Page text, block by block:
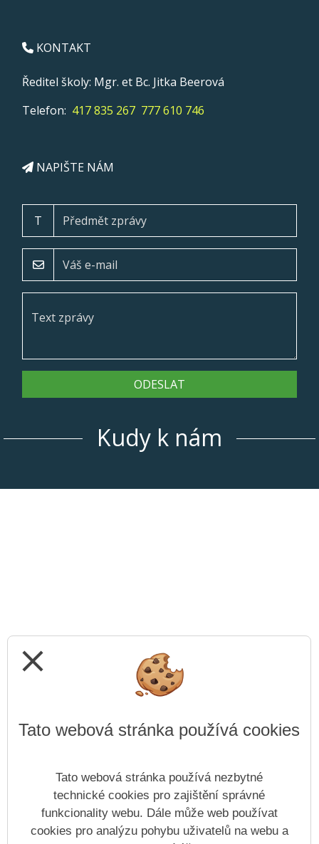
KONTAKT
Ředitel školy: Mgr. et Bc. Jitka Beerová
Telefon: 417 835 267 777 610 746
NAPIŠTE NÁM
T
ODESLAT
Kudy k nám
Prohlášení o přístupnosti Mapa webu Cookies
close
Tato webová stránka používá cookies
Tato webová stránka používá nezbytné
technické cookies pro zajištění správné
funkcionality webu. Dále může web používat
cookies pro analýzu pohybu uživatelů na webu a